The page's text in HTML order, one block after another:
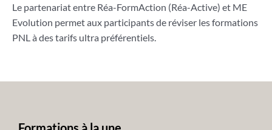
Le partenariat entre Réa-FormAction (Réa-Active) et ME
Evolution permet aux participants de réviser les formations
PNL à des tarifs ultra préférentiels.